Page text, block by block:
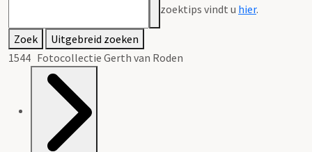
zoektips vindt u hier.
Zoek
Uitgebreid zoeken
1544 Fotocollectie Gerth van Roden